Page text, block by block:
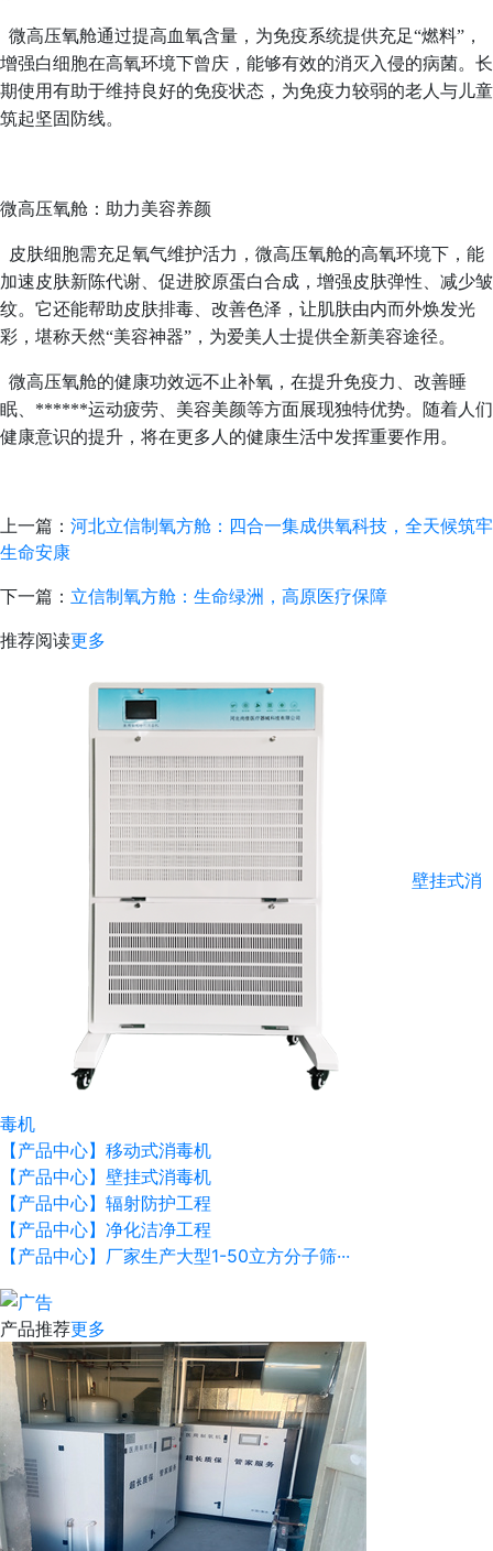
微高压氧舱通过提高血氧含量，为免疫系统提供充足“燃料”，
增强白细胞在高氧环境下曾庆，能够有效的消灭入侵的病菌。长
期使用有助于维持良好的免疫状态，为免疫力较弱的老人与儿童
筑起坚固防线。
微高压氧舱：助力美容养颜
皮肤细胞需充足氧气维护活力，微高压氧舱的高氧环境下，能
加速皮肤新陈代谢、促进胶原蛋白合成，增强皮肤弹性、减少皱
纹。它还能帮助皮肤排毒、改善色泽，让肌肤由内而外焕发光
彩，堪称天然“美容神器”，为爱美人士提供全新美容途径。
微高压氧舱的健康功效远不止补氧，在提升免疫力、改善睡
眠、******运动疲劳、美容美颜等方面展现独特优势。随着人们
健康意识的提升，将在更多人的健康生活中发挥重要作用。
上一篇： 河北立信制氧方舱：四合一集成供氧科技，全天候筑牢
生命安康
下一篇： 立信制氧方舱：生命绿洲，高原医疗保障
推荐阅读更多
壁挂式消
毒机
【产品中心】移动式消毒机
【产品中心】壁挂式消毒机
【产品中心】辐射防护工程
【产品中心】净化洁净工程
【产品中心】厂家生产大型1-50立方分子筛···
产品推荐更多